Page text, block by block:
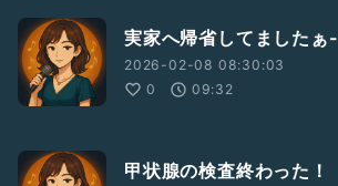
実家へ帰省してましたぁ-
2026-02-08 08:30:03
0
09:32
甲状腺の検査終わった！